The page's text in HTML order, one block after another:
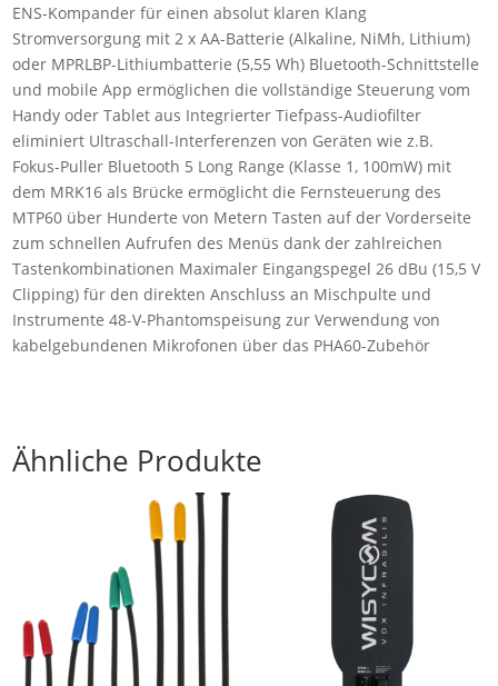
ENS-Kompander für einen absolut klaren Klang
Stromversorgung mit 2 x AA-Batterie (Alkaline, NiMh, Lithium)
oder MPRLBP-Lithiumbatterie (5,55 Wh) Bluetooth-Schnittstelle
und mobile App ermöglichen die vollständige Steuerung vom
Handy oder Tablet aus Integrierter Tiefpass-Audiofilter
eliminiert Ultraschall-Interferenzen von Geräten wie z.B.
Fokus-Puller Bluetooth 5 Long Range (Klasse 1, 100mW) mit
dem MRK16 als Brücke ermöglicht die Fernsteuerung des
MTP60 über Hunderte von Metern Tasten auf der Vorderseite
zum schnellen Aufrufen des Menüs dank der zahlreichen
Tastenkombinationen Maximaler Eingangspegel 26 dBu (15,5 V
Clipping) für den direkten Anschluss an Mischpulte und
Instrumente 48-V-Phantomspeisung zur Verwendung von
kabelgebundenen Mikrofonen über das PHA60-Zubehör
Ähnliche Produkte